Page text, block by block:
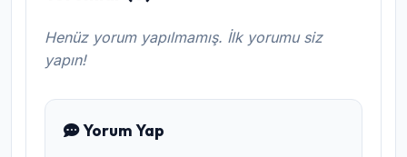
Henüz yorum yapılmamış. İlk yorumu siz
yapın!
Yorum Yap